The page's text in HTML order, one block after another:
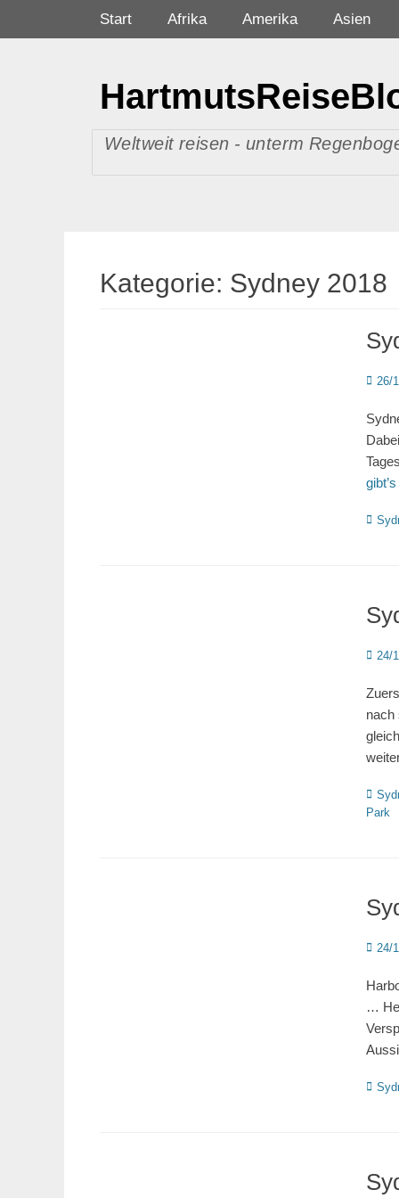
Weltweit reisen - unterm
Primäres Menü
Inhalt
Start Afrika Amerika Asien
Kategorie: Sydney 2018
26/
24/
nach
Park
24/
…